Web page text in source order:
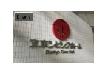
Diary